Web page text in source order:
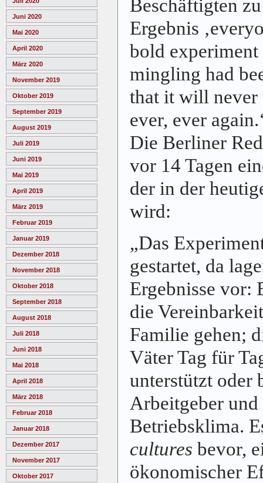
Juni 2020
Mai 2020
April 2020
März 2020
November 2019
Oktober 2019
September 2019
August 2019
Juli 2019
Juni 2019
Mai 2019
April 2019
März 2019
Februar 2019
Januar 2019
Dezember 2018
November 2018
Oktober 2018
September 2018
August 2018
Juli 2018
Juni 2018
Mai 2018
April 2018
März 2018
Februar 2018
Januar 2018
Dezember 2017
November 2017
Oktober 2017
Beschäftigten
Ergebnis ‚
bold
mingling had
that it will never
ever, ever
Die Berliner
vor 14 Tagen
der in der
wird:
„Das
gestartet, da
Ergebnisse vor:
die
Familie gehen;
Väter Tag für
unterstützt oder
Arbeitgeber und
Betriebsklima.
cultures bevor,
ökonomischer